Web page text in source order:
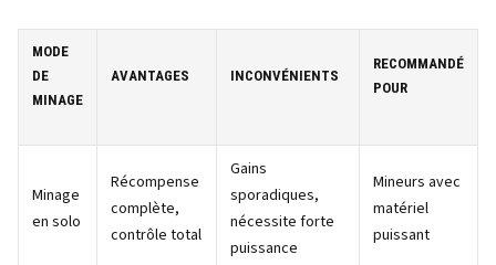
MODE
DE
MINAGE
AVANTAGES INCONVÉNIENTS
RECOMMANDÉ
POUR
Minage
en solo
Récompense
complète,
contrôle total
Gains
sporadiques,
nécessite forte
puissance
Mineurs avec
matériel
puissant